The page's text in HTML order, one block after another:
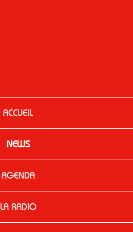
ACCUEIL
NEWS
AGENDA
LA RADIO